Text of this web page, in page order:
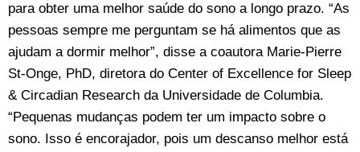
para obter uma melhor saúde do sono a longo prazo. “As
pessoas sempre me perguntam se há alimentos que as
ajudam a dormir melhor”, disse a coautora Marie-Pierre
St-Onge, PhD, diretora do Center of Excellence for Sleep
& Circadian Research da Universidade de Columbia.
“Pequenas mudanças podem ter um impacto sobre o
sono. Isso é encorajador, pois um descanso melhor está